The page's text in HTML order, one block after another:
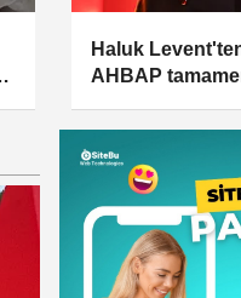
Haluk
AHBAP